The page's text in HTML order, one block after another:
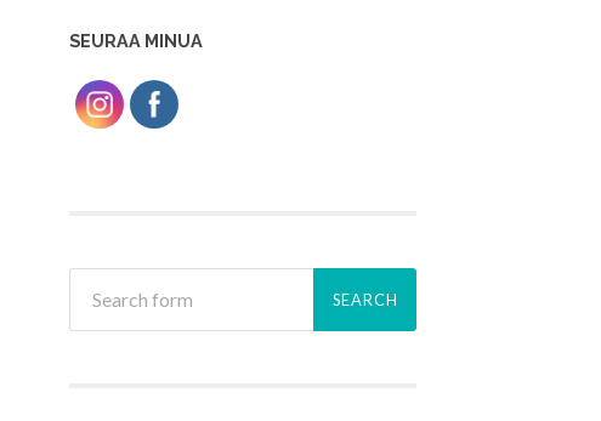
SEURAA MINUA